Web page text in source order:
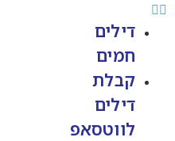
דילים
חמים
קבלת
דילים
לווטסאפ